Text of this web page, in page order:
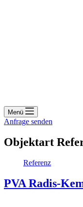
Menü
Anfrage senden
Objektart
Referenz
PVA Radis-